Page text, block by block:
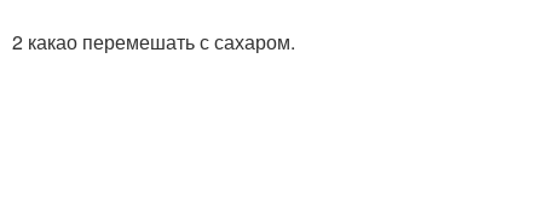
2 какао перемешать с сахаром.